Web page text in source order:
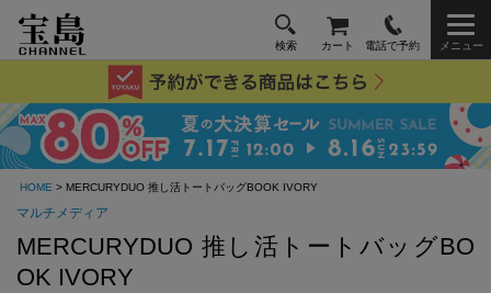
検索 カート 電話で予約 メニュー
HOME > MERCURYDUO 推し活トートバッグBOOK IVORY
マルチメディア
MERCURYDUO 推し活トートバッグBO
OK IVORY